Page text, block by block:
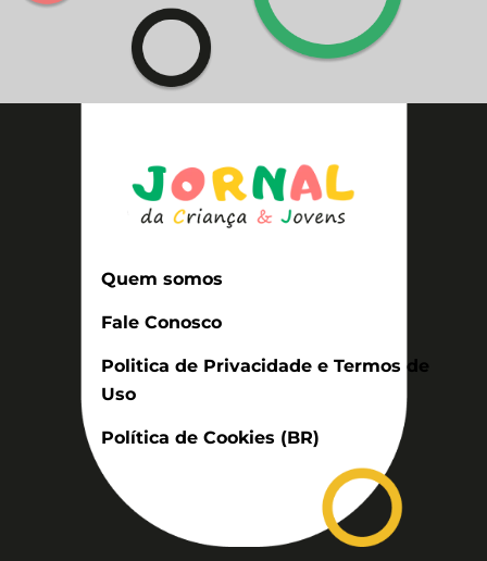
Quem somos
Fale Conosco
Politica de Privacidade e Termos de
Uso
Política de Cookies (BR)